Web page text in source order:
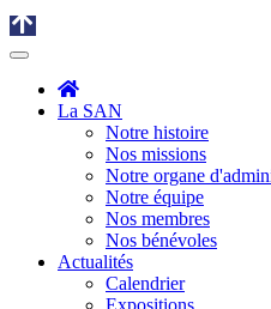
La SAN
Notre histoire
Nos missions
Notre organe
Notre équipe
Nos membres
Nos bénévoles
Actualités
Calendrier
Expositions